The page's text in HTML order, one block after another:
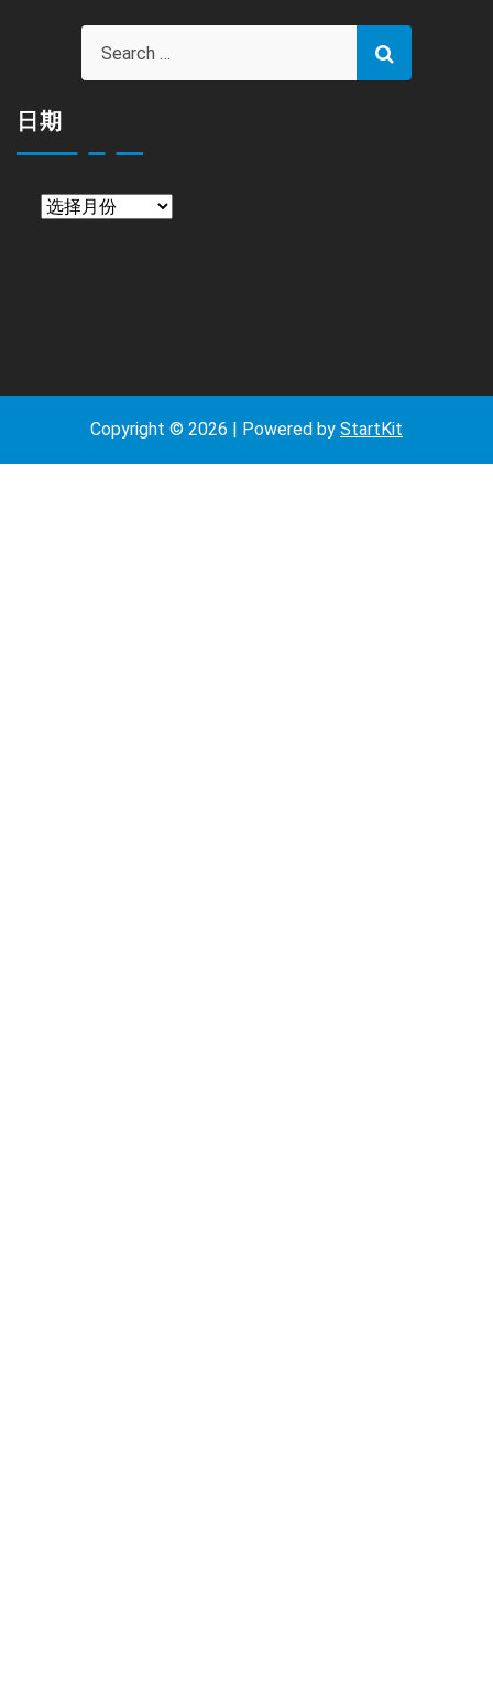
日期
Copyright © 2026 | Powered by StartKit